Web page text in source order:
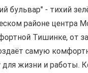
бульвар" - тихий
районе центра
Тишинке, от
самую
жизни и работы.